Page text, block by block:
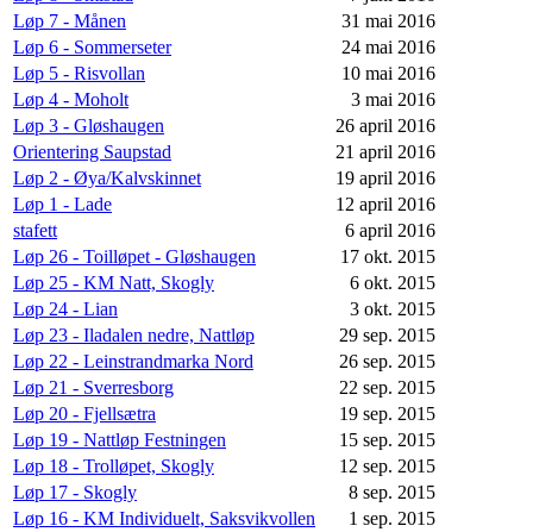
Løp 7 - Månen
31 mai 2016
Løp 6 - Sommerseter
24 mai 2016
Løp 5 - Risvollan
10 mai 2016
Løp 4 - Moholt
3 mai 2016
Løp 3 - Gløshaugen
26 april 2016
Orientering Saupstad
21 april 2016
Løp 2 - Øya/Kalvskinnet
19 april 2016
Løp 1 - Lade
12 april 2016
stafett
6 april 2016
Løp 26 - Toilløpet - Gløshaugen
17 okt. 2015
Løp 25 - KM Natt, Skogly
6 okt. 2015
Løp 24 - Lian
3 okt. 2015
Løp 23 - Iladalen nedre, Nattløp
29 sep. 2015
Løp 22 - Leinstrandmarka Nord
26 sep. 2015
Løp 21 - Sverresborg
22 sep. 2015
Løp 20 - Fjellsætra
19 sep. 2015
Løp 19 - Nattløp Festningen
15 sep. 2015
Løp 18 - Trolløpet, Skogly
12 sep. 2015
Løp 17 - Skogly
8 sep. 2015
Løp 16 - KM Individuelt, Saksvikvollen
1 sep. 2015